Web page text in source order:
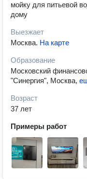
мойку для питьевой
дому
Выезжает
Москва. На карте
Образование
Московский
"Синергия", Москва,
Возраст
37 лет
Примеры работ